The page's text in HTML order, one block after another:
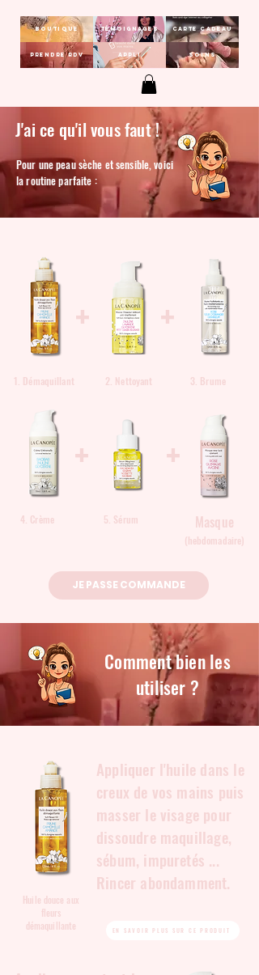
Carte Cadeau
Soins
Témoignages
Appli
Boutique
Prendre RDV
J'ai ce qu'il vous faut !
Pour une peau sèche et sensible, voici
la routine parfaite :
+ +
1. Démaquillant 2. Nettoyant 3. Brume
+ +
4. Crème 5. Sérum Masque
(hebdomadaire)
JE PASSE COMMANDE
Comment bien les
utiliser ?
Huile douce aux
fleurs
démaquillante
Appliquer l'huile dans le
creux de vos mains puis
masser le visage pour
dissoudre maquillage,
sébum, impuretés ...
Rincer abondamment.
EN SAVOIR PLUS SUR CE PRODUIT